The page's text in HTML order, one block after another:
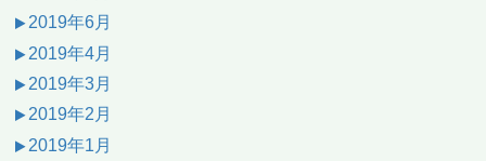
2019年6月
2019年4月
2019年3月
2019年2月
2019年1月